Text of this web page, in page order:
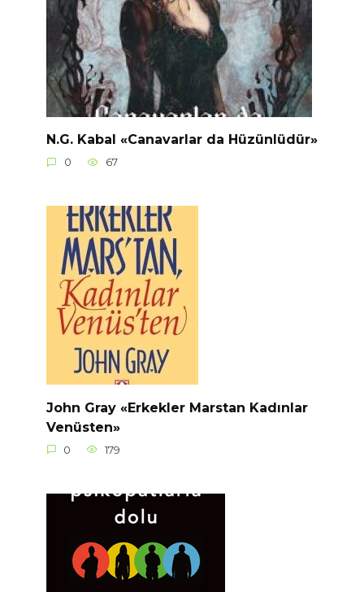
N.G. Kabal «Canavarlar da Hüzünlüdür»
0 67
John Gray «Erkekler Marstan Kadınlar
Venüsten»
0 179